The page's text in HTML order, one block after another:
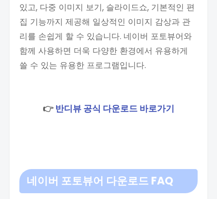
있고, 다중 이미지 보기, 슬라이드쇼, 기본적인 편
집 기능까지 제공해 일상적인 이미지 감상과 관
리를 손쉽게 할 수 있습니다. 네이버 포토뷰어와
함께 사용하면 더욱 다양한 환경에서 유용하게
쓸 수 있는 유용한 프로그램입니다.
👉반디뷰 공식 다운로드 바로가기
네이버 포토뷰어 다운로드 FAQ